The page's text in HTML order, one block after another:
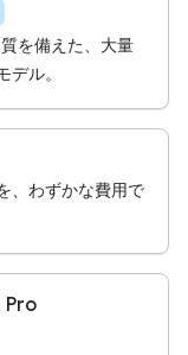
を備えた、大量
ル。
、わずかな費用で
Pro